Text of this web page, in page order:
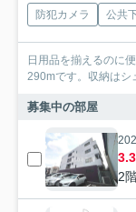
防犯カメラ 公共
日用品を揃えるのに便利な
290mです。収納はシ
募集中の部屋
202
2